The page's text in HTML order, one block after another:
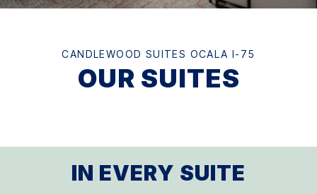
CANDLEWOOD SUITES OCALA I-75
OUR SUITES
IN EVERY SUITE